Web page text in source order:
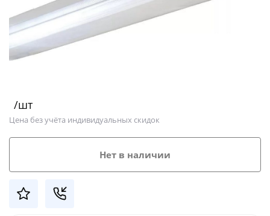
/шт
Цена без учёта индивидуальных скидок
Нет в наличии
Добавляйте товары
в корзину
выбранный способом
Оставшиеся